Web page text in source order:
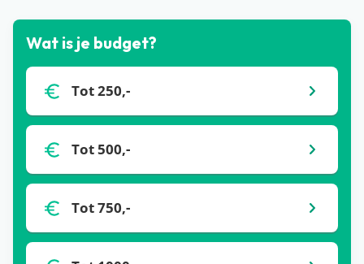
Wat is je budget?
Tot 250,-
Tot 500,-
Tot 750,-